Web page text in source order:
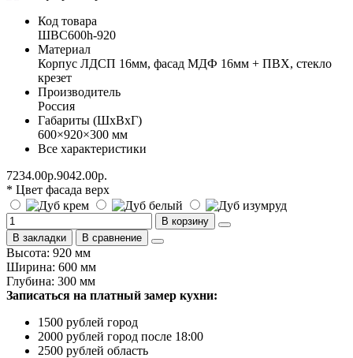
Код товара
ШВС600h-920
Материал
Корпус ЛДСП 16мм, фасад МДФ 16мм + ПВХ, стекло
крезет
Производитель
Россия
Габариты (ШхВхГ)
600×920×300 мм
Все характеристики
7234.00р.9042.00р.
* Цвет фасада верх
В корзину
В закладки
В сравнение
Высота: 920 мм
Ширина: 600 мм
Глубина: 300 мм
Записаться на платный замер кухни:
1500 рублей город
2000 рублей город после 18:00
2500 рублей область